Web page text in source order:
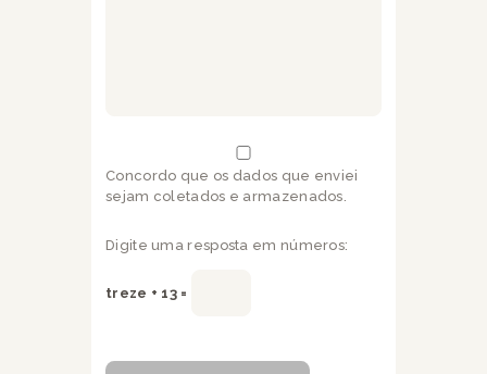
Concordo que os dados que enviei
sejam coletados e armazenados.
Digite uma resposta em números:
treze + 13 =